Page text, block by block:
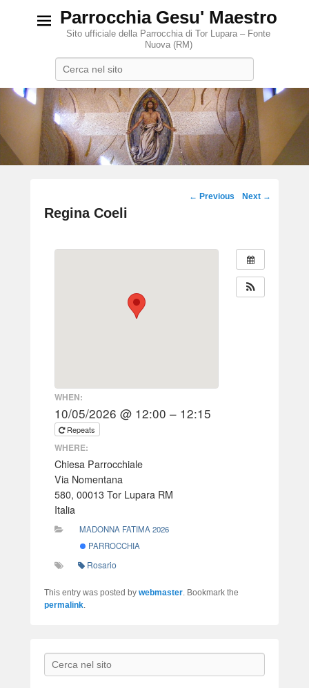
Parrocchia Gesu' Maestro
Sito ufficiale della Parrocchia di Tor Lupara – Fonte
Nuova (RM)
Post
← Previous Next →
Regina Coeli
WHEN:
10/05/2026 @ 12:00 – 12:15
Repeats
WHERE:
Chiesa Parrocchiale
Via Nomentana
580, 00013 Tor Lupara RM
Italia
MADONNA FATIMA 2026
PARROCCHIA
Rosario
This entry was posted by webmaster. Bookmark the
permalink.
Search